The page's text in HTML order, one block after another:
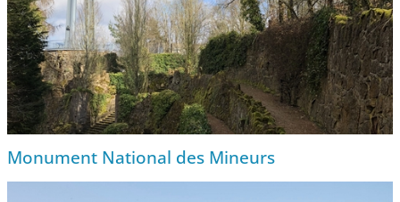
Monument National des Mineurs